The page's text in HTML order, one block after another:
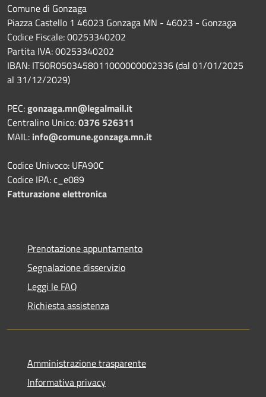
Comune di Gonzaga
Piazza Castello 1 46023 Gonzaga MN - 46023 - Gonzaga
Codice Fiscale: 00253340202
Partita IVA: 00253340202
IBAN: IT50R0503458011000000002336 (dal 01/01/2025
al 31/12/2029)
PEC:gonzaga.mn@legalmail.it
Centralino Unico:0376 526311
MAIL: info@comune.gonzaga.mn.it
Codice Univoco: UFA90C
Codice IPA: c_e089
Fatturazione elettronica
Prenotazione appuntamento
Segnalazione disservizio
Leggi le FAQ
Richiesta assistenza
Amministrazione trasparente
Informativa privacy